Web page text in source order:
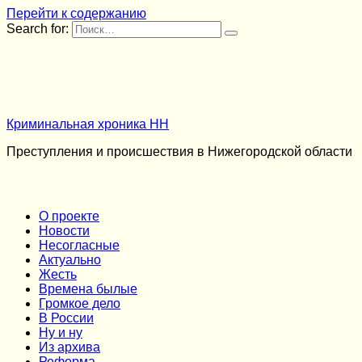
Перейти к содержанию
Search for:
Криминальная хроника НН
Преступления и происшествия в Нижегородской области
О проекте
Новости
Несогласные
Актуально
Жесть
Времена былые
Громкое дело
В России
Ну и ну
Из архива